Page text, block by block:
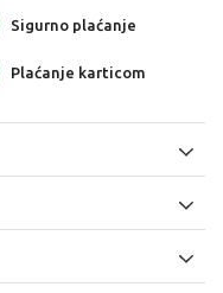
Sigurno plaćanje
Plaćanje karticom